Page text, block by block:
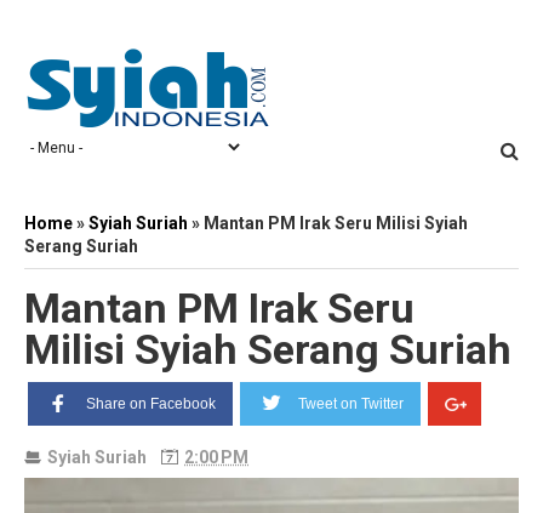
Home»Syiah Suriah » Mantan PM Irak Seru Milisi Syiah
Serang Suriah
Mantan PM Irak Seru
Milisi Syiah Serang Suriah
Share on Facebook Tweet on Twitter
Syiah Suriah 2:00 PM